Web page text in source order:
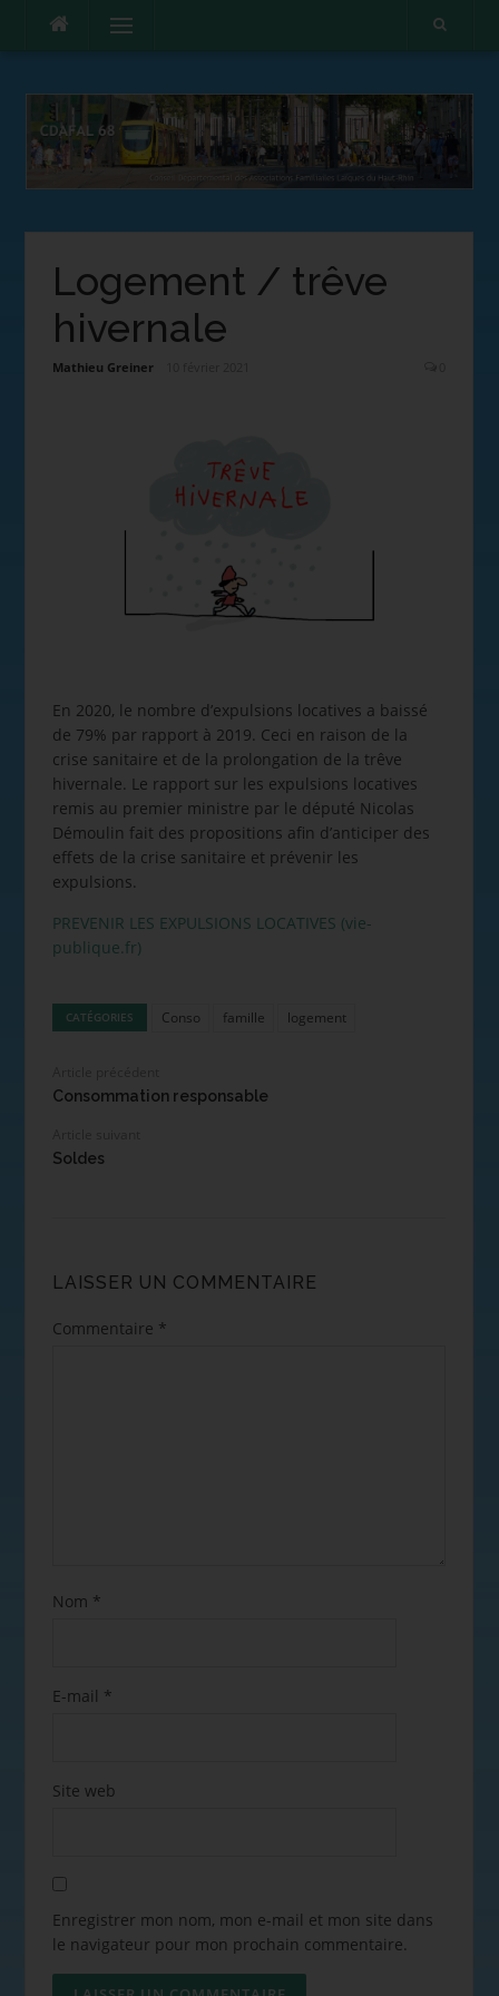
Menu
Logement / trêve
hivernale
Mathieu Greiner
En 2020, le nombre d’expulsions locatives a baissé
de 79% par rapport à 2019. Ceci en raison de la
crise sanitaire et de la prolongation de la trêve
hivernale. Le rapport sur les expulsions locatives
remis au premier ministre par le député Nicolas
Démoulin fait des propositions afin d’anticiper des
effets de la crise sanitaire et prévenir les
expulsions.
PREVENIR LES EXPULSIONS LOCATIVES (vie-
publique.fr)
CATÉGORIES Conso famille logement
Consommation responsable
Soldes
LAISSER UN COMMENTAIRE
Commentaire *
Nom *
E-mail *
Site web
Enregistrer mon nom, mon e-mail et mon site dans
le navigateur pour mon prochain commentaire.